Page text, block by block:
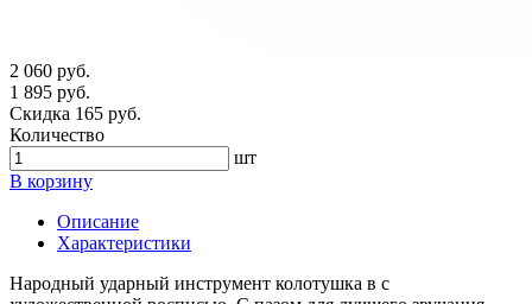
2 060 руб.
1 895 руб.
Скидка 165 руб.
Количество
шт
В корзину
Описание
Характеристики
Народный ударный инструмент колотушка в с